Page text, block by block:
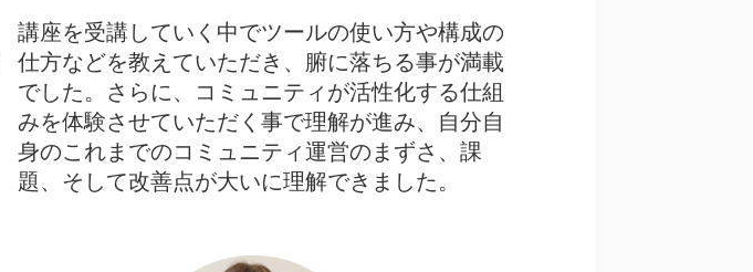
講座を受講していく中でツールの使い方や構成の
仕方などを教えていただき、腑に落ちる事が満載
でした。さらに、コミュニティが活性化する仕組
みを体験させていただく事で理解が進み、自分自
身のこれまでのコミュニティ運営のまずさ、課
題、そして改善点が大いに理解できました。